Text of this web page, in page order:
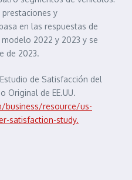
y
en las respuestas de
modelo 2022 y 2023 y se
de 2023.
de Satisfacción del
Original de EE.UU.
business/resource/us-
satisfaction-study.